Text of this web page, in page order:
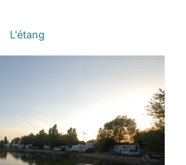
L'étang